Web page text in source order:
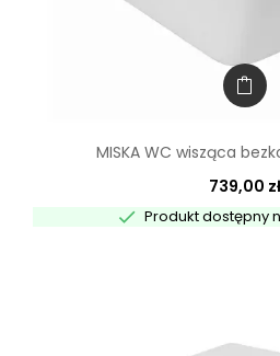
MISKA WC wisząca
739,00 zł
 Produkt dostępny